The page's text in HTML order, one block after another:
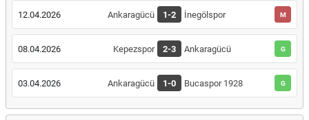
12.04.2026 Ankaragücü 1-2 İnegölspor M
08.04.2026 Kepezspor 2-3 Ankaragücü G
03.04.2026 Ankaragücü 1-0 Bucaspor 1928 G